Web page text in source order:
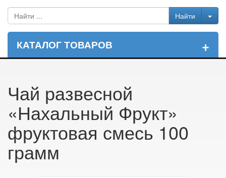
КАТАЛОГ ТОВАРОВ +
Чай развесной
«Нахальный Фрукт»
фруктовая смесь 100
грамм